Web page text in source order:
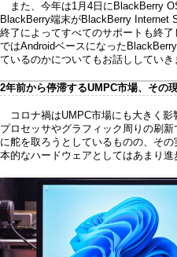
また、今年は1月4日にBlackBerry
BlackBerry端末がBlackBerry Internet
終了によってすべてのサポートも終了
ではAndroidベースになった
ているのかについてもお話ししていき
2年前から停滞するUMPC市場、その
コロナ禍はUMPC市場にも大きく影
プロセッサやグラフィック周りの刷新
に舵を取ろうとしているものの、その
本的なハードウェアとしてはあまり進